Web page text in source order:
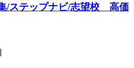
/ステップナビ/志望校 高価